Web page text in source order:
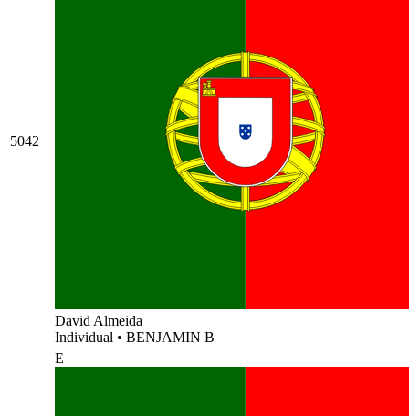
5042
David Almeida
Individual • BENJAMIN B
E